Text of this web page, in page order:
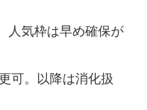
人気枠は早め確保が
可。以降は消化扱